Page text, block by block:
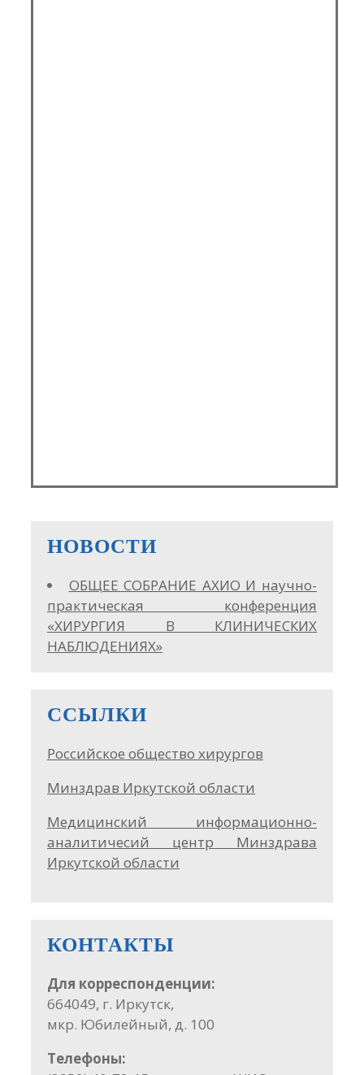
НОВОСТИ
ОБЩЕЕ СОБРАНИЕ АХИО И научно-
практическая конференция
«ХИРУРГИЯ В КЛИНИЧЕСКИХ
НАБЛЮДЕНИЯХ»
ССЫЛКИ
Российское общество хирургов
Минздрав Иркутской области
Медицинский информационно-
аналитичесий центр Минздрава
Иркутской области
КОНТАКТЫ
Для корреспонденции:
664049, г. Иркутск,
мкр. Юбилейный, д. 100
Телефоны: